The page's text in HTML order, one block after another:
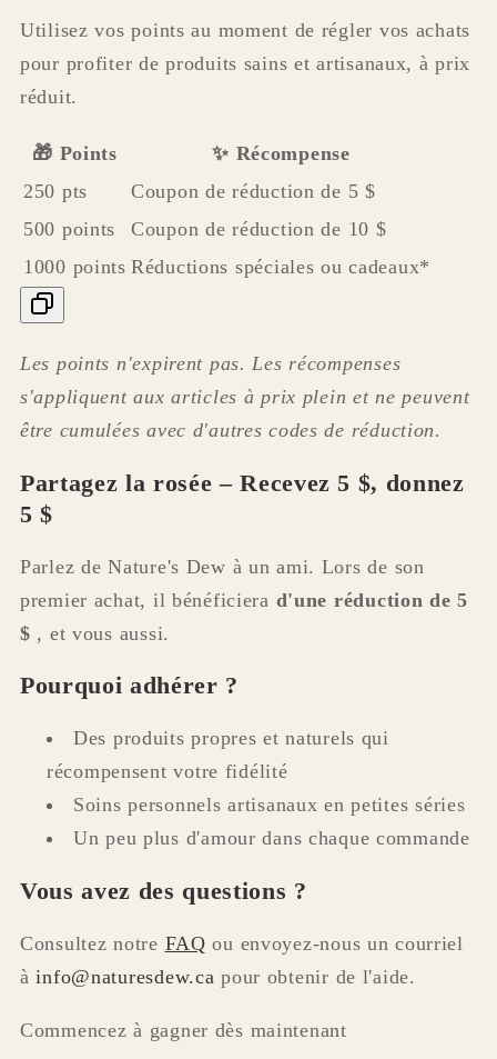
Utilisez vos points au moment de régler vos achats
pour profiter de produits sains et artisanaux, à prix
réduit.
🎁 Points
✨ Récompense
250 pts
Coupon de réduction de 5 $
500 points
Coupon de réduction de 10 $
1000 points Réductions spéciales ou cadeaux*
Les points n'expirent pas. Les récompenses
s'appliquent aux articles à prix plein et ne peuvent
être cumulées avec d'autres codes de réduction.
Partagez la rosée – Recevez 5 $, donnez
5 $
Parlez de Nature's Dew à un ami. Lors de son
premier achat, il bénéficiera d'une réduction de 5
$ , et vous aussi.
Pourquoi adhérer ?
Des produits propres et naturels qui
récompensent votre fidélité
Soins personnels artisanaux en petites séries
Un peu plus d'amour dans chaque commande
Vous avez des questions ?
Consultez notre FAQ ou envoyez-nous un courriel
àinfo@naturesdew.ca pour obtenir de l'aide.
Commencez à gagner dès maintenant